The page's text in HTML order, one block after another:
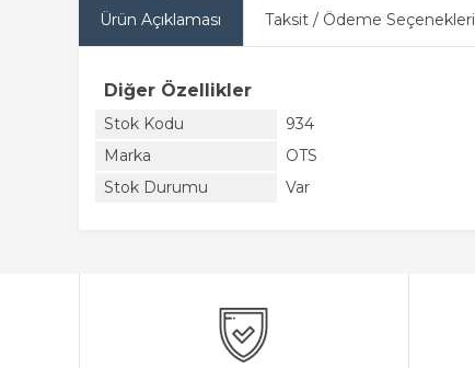
Ürün Açıklaması Taksit / Ödeme Seçenekleri
Diğer Özellikler
Stok Kodu
934
Marka
OTS
Stok Durumu
Var